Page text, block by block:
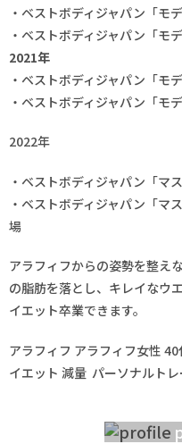
・ベストボディジャパン「モ
・ベストボディジャパン「モ
2021年
・ベストボディジャパン「モ
・ベストボディジャパン「モ
2022年
・ベストボディジャパン「マ
・ベストボディジャパン「マ
場
アラフィフからの姿勢を整え
の脂肪を落とし、キレイなウ
イエット卒業できます。
アラフィフ アラフィフ女性
イエット 減量 パーソナルト